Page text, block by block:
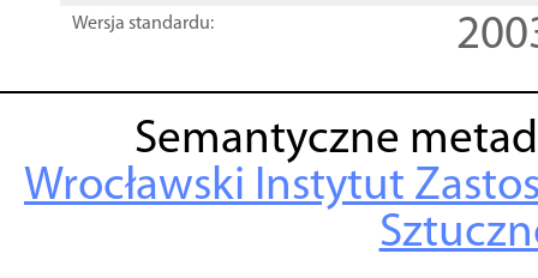
Wersja standardu:
Semantyczne
Wrocławski Instytut